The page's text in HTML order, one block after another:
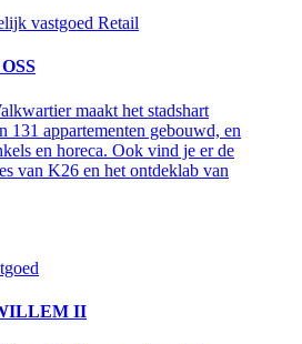
vastgoed Retail
maakt het stadshart
131 appartementen gebouwd, en
en horeca. Ook vind je er de
van K26 en het ontdeklab van
II